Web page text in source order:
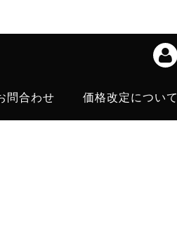
問合わせ 価格改定について